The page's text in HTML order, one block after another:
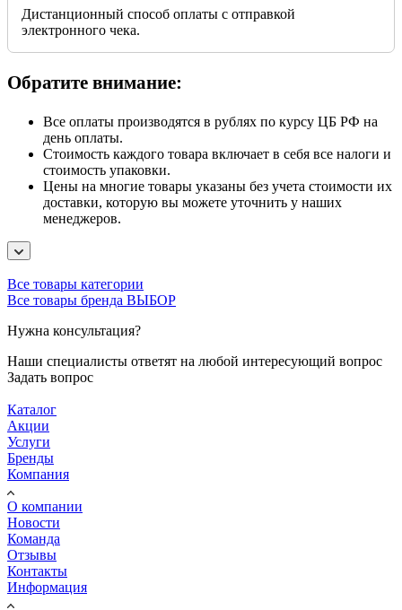
Дистанционный способ оплаты с отправкой
электронного чека.
Обратите внимание:
Все оплаты производятся в рублях по курсу ЦБ РФ на
день оплаты.
Стоимость каждого товара включает в себя все налоги и
стоимость упаковки.
Цены на многие товары указаны без учета стоимости их
доставки, которую вы можете уточнить у наших
менеджеров.
Все товары категории
Все товары бренда ВЫБОР
Нужна консультация?
Наши специалисты ответят на любой интересующий вопрос
Задать вопрос
Каталог
Акции
Услуги
Бренды
Компания
О компании
Новости
Команда
Отзывы
Контакты
Информация